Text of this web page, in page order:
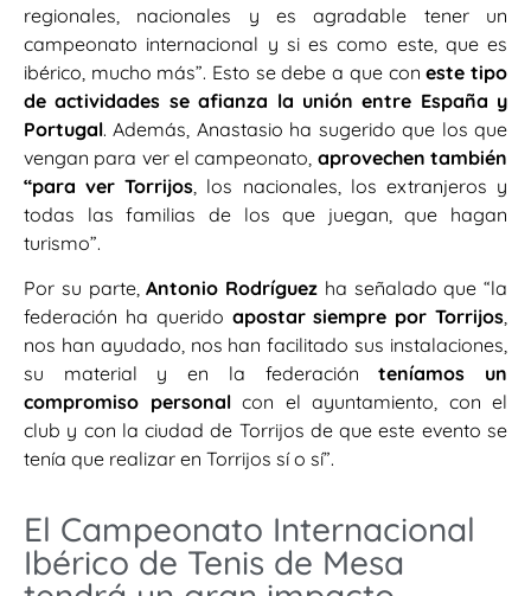
regionales, nacionales y es agradable tener un
campeonato internacional y si es como este, que es
ibérico, mucho más”. Esto se debe a que coneste tipo
de actividades se afianza la unión entre España y
Portugal. Además, Anastasio ha sugerido que los que
vengan para ver el campeonato, aprovechen también
“para ver Torrijos , los nacionales, los extranjeros y
todas las familias de los que juegan, que hagan
turismo”.
Por su parte,Antonio Rodríguez ha señalado que “la
federación ha querido apostar siempre por Torrijos,
nos han ayudado, nos han facilitado sus instalaciones,
su material y en la federaciónteníamos un
compromiso personalcon el ayuntamiento, con el
club y con la ciudad de Torrijos de que este evento se
tenía que realizar en Torrijos sí o sí”.
El Campeonato Internacional
Ibérico de Tenis de Mesa